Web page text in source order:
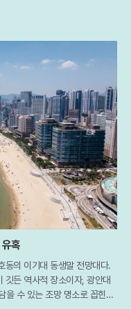
혹
동의 이기대 동생말 전망대다.
깃든 역사적 장소이자, 광안대
을 수 있는 조망 명소로 꼽힌다.